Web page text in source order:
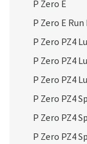
P Zero E
P Zero E
P Zero PZ4
P Zero PZ4
P Zero PZ4
P Zero PZ4
P Zero PZ4
P Zero PZ4